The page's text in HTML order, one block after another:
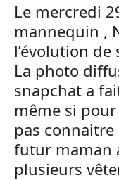
Le mercredi
mannequin ,
l’évolution
La photo
snapchat a
même si
pas connaitre
futur maman
plusieurs